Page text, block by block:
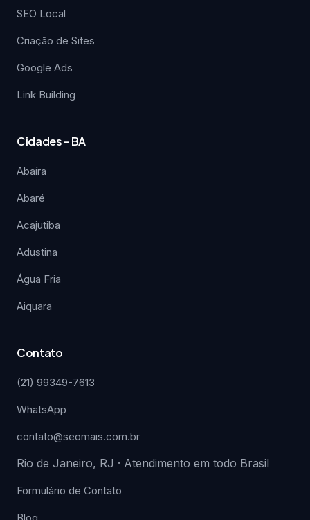
SEO Local
Criação de Sites
Google Ads
Link Building
Cidades - BA
Abaíra
Abaré
Acajutiba
Adustina
Água Fria
Aiquara
Contato
(21) 99349-7613
WhatsApp
contato@seomais.com.br
Rio de Janeiro, RJ · Atendimento em todo Brasil
Formulário de Contato